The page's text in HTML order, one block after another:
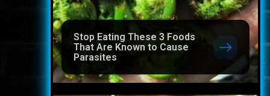
Stop Eating These 3 Foods
That Are Known to Cause
Parasites